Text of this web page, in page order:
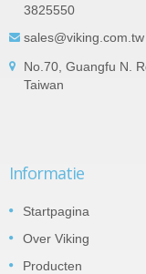
3825550
sales@viking.com.tw
No.70, Guangfu N.
Taiwan
Informatie
Startpagina
Over Viking
Producten